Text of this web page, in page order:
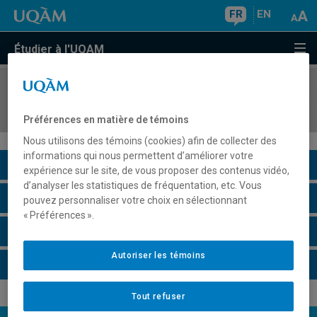
FR EN
Étudier à l'UQAM
COURS//
Description du cours
Horaire - Été 2026
Préférences en matière de témoins
Nous utilisons des témoins (cookies) afin de collecter des
informations qui nous permettent d’améliorer votre
expérience sur le site, de vous proposer des contenus vidéo,
d’analyser les statistiques de fréquentation, etc. Vous
pouvez personnaliser votre choix en sélectionnant
« Préférences ».
Tout refuser
Autoriser les témoins